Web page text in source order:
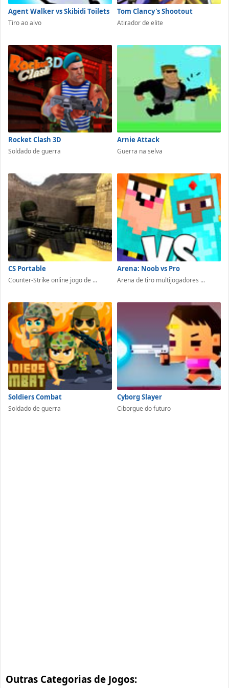
Agent Walker vs Skibidi Toilets
Tiro ao alvo
Tom Clancy's Shootout
Atirador de elite
Rocket Clash 3D
Soldado de guerra
Arnie Attack
Guerra na selva
CS Portable
Counter-Strike online jogo de ...
Arena: Noob vs Pro
Arena de tiro multijogadores ...
Soldiers Combat
Soldado de guerra
Cyborg Slayer
Ciborgue do futuro
Outras Categorias de Jogos: